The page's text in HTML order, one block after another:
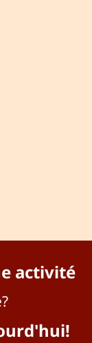
activité